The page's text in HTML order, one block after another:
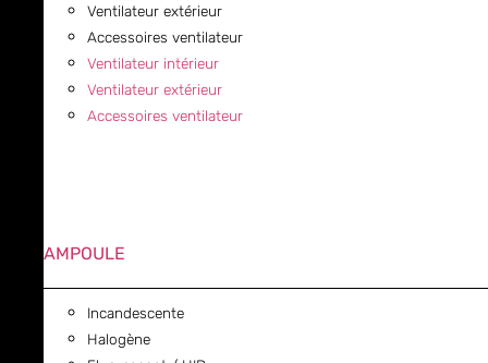
Ventilateur extérieur
Accessoires ventilateur
Ventilateur intérieur
Ventilateur extérieur
Accessoires ventilateur
AMPOULE
Incandescente
Halogène